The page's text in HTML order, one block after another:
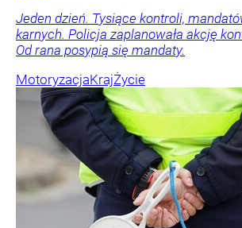
Jeden dzień. Tysiące kontroli,
karnych. Policja zaplanowała akcję
Od rana posypią się mandaty.
MotoryzacjaKrajŻycie